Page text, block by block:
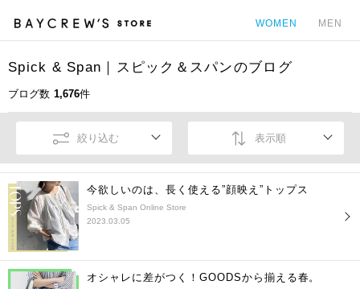
WOMEN MEN
Spick & Span｜スピック＆スパンのブログ
ブログ数 1,676件
絞り込む 表示順
今欲しいのは、長く使える”顔映え”トップス
Spick & Span Online Store
2023.03.05
オシャレに差がつく！GOODSから揃える春。